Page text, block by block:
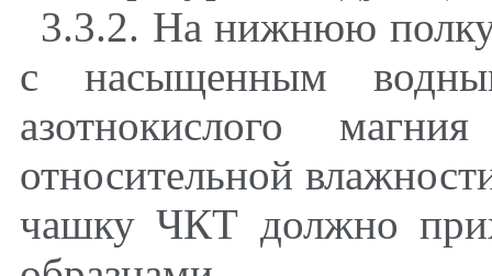
3.3.2. На нижнюю
с насыщенным
азотнокислого
относительной
чашку ЧКТ должно